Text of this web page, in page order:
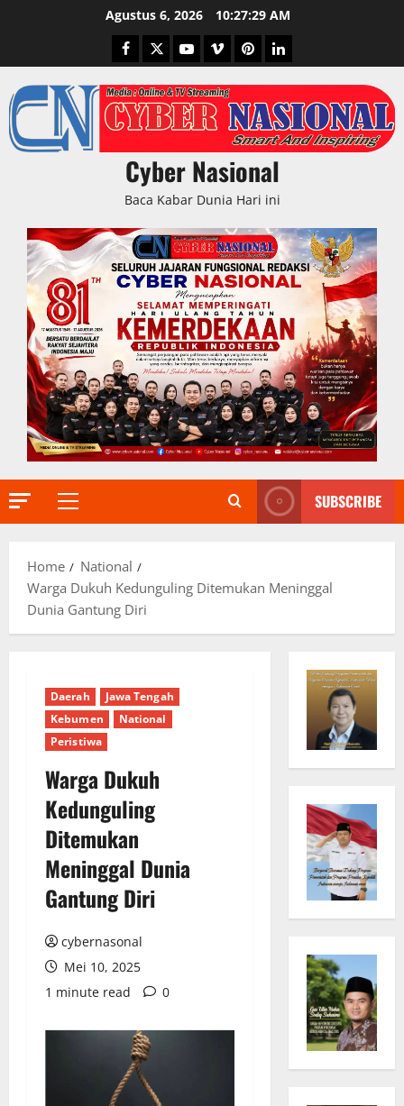
Agustus 6, 2026 10:27:30 AM
Facebook
TwitterYoutubeVimeoPinterestLinkedIn
Cyber Nasional
Baca Kabar Dunia Hari ini
Primary
SUBSCRIBE
Home
National
Warga Dukuh Kedunguling Ditemukan Meninggal
Dunia Gantung Diri
Daerah
Jawa Tengah
Kebumen
National
Peristiwa
Warga Dukuh
Kedunguling
Ditemukan
Meninggal Dunia
Gantung Diri
cybernasonal
Mei 10, 2025
1 minute read
0